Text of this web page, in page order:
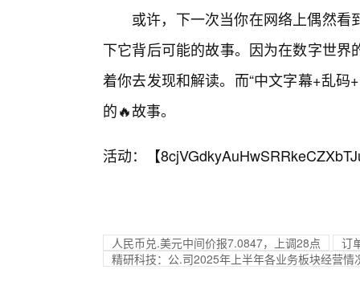
或许，下一次当你在网络上偶然
下它背后可能的故事。因为在数字世
着你去发现和解读。而“中文字幕+乱
的🔥故事。
活动：【
人民币兑.美元中间价报7.0847，上调28点
订
精研科技：公.司2025年上半年各业务板块经营情